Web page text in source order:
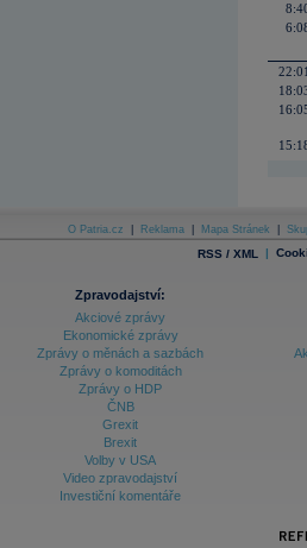
22:01
O Patria.cz Reklama Mapa Stránek
RSS / XML |
Zpravodajství:
Akciové zprávy
Ekonomické zprávy
Zprávy o měnách a sazbách
Zprávy o komoditách
Zprávy o HDP
ČNB
Grexit
Brexit
Volby v USA
Video zpravodajství
Investiční komentáře